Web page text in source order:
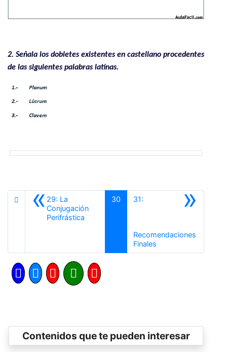
2. Señala los dobletes existentes en castellano procedentes
de las siguientes palabras latinas.
«29: La
Conjugación
Perifrástica
30 »
31:
Recomendaciones
Finales
Contenidos que te pueden interesar